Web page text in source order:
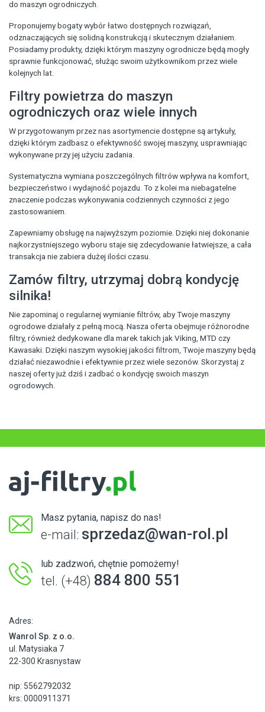
do maszyn ogrodniczych.
Proponujemy bogaty wybór łatwo dostępnych rozwiązań,
odznaczających się solidną konstrukcją i skutecznym działaniem.
Posiadamy produkty, dzięki którym maszyny ogrodnicze będą mogły
sprawnie funkcjonować, służąc swoim użytkownikom przez wiele
kolejnych lat.
Filtry powietrza do maszyn
ogrodniczych oraz wiele innych
W przygotowanym przez nas asortymencie dostępne są artykuły,
dzięki którym zadbasz o efektywność swojej maszyny, usprawniając
wykonywane przy jej użyciu zadania.
Systematyczna wymiana poszczególnych filtrów wpływa na komfort,
bezpieczeństwo i wydajność pojazdu. To z kolei ma niebagatelne
znaczenie podczas wykonywania codziennych czynności z jego
zastosowaniem.
Zapewniamy obsługę na najwyższym poziomie. Dzięki niej dokonanie
najkorzystniejszego wyboru staje się zdecydowanie łatwiejsze, a cała
transakcja nie zabiera dużej ilości czasu.
Zamów filtry, utrzymaj dobrą kondycję
silnika!
Nie zapominaj o regularnej wymianie filtrów, aby Twoje maszyny
ogrodowe działały z pełną mocą. Nasza oferta obejmuje różnorodne
filtry, również dedykowane dla marek takich jak Viking, MTD czy
Kawasaki. Dzięki naszym wysokiej jakości filtrom, Twoje maszyny będą
działać niezawodnie i efektywnie przez wiele sezonów. Skorzystaj z
naszej oferty już dziś i zadbać o kondycję swoich maszyn
ogrodowych.
Masz pytania, napisz do nas!
e-mail: sprzedaz@wan-rol.pl
lub zadzwoń, chętnie pomożemy!
tel. (+48) 884 800 551
Adres:
Wanrol Sp. z o.o.
ul. Matysiaka 7
22-300 Krasnystaw
nip: 5562792032
krs: 0000911371